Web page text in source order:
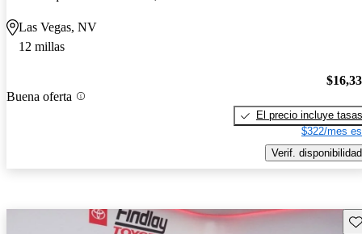
Las Vegas, NV
12 millas
Buena oferta
El precio incluye tasas
$322/mes
Verif. disponibilidad